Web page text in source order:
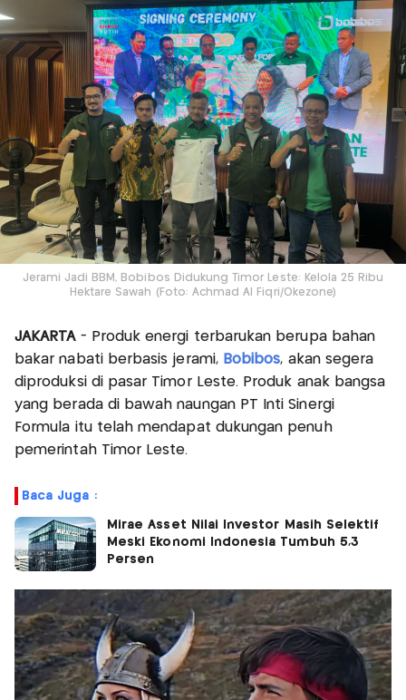
Jerami Jadi BBM, Bobibos Didukung Timor Leste: Kelola 25 Ribu
Hektare Sawah (Foto: Achmad Al Fiqri/Okezone)
JAKARTA- Produk energi terbarukan berupa bahan
bakar nabati berbasis jerami, Bobibos, akan segera
diproduksi di pasar Timor Leste. Produk anak bangsa
yang berada di bawah naungan PT Inti Sinergi
Formula itu telah mendapat dukungan penuh
pemerintah Timor Leste.
Baca Juga :
Mirae Asset Nilai Investor Masih Selektif
Meski Ekonomi Indonesia Tumbuh 5,3
Persen